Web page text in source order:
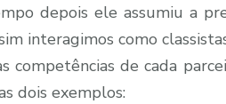
depois ele assumiu a
interagimos como
competências de cada
dois exemplos: